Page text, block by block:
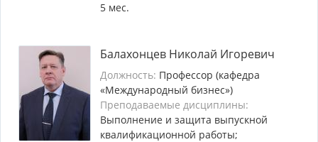
5 мес.
Балахонцев Николай Игоревич
Должность: Профессор (кафедра
«Международный бизнес»)
Преподаваемые дисциплины:
Выполнение и защита выпускной
квалификационной работы;